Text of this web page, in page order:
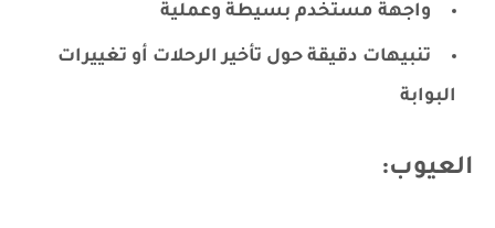
واجهة مستخدم بسيطة وعملية
تنبيهات دقيقة حول تأخير الرحلات أو تغييرات
البوابة
العيوب: